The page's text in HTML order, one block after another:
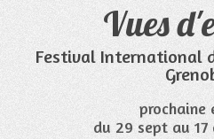
Vues
Festival International
prochaine
du 29 sept au